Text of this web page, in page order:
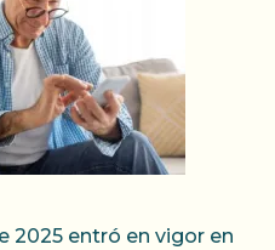
2025 entró en vigor en